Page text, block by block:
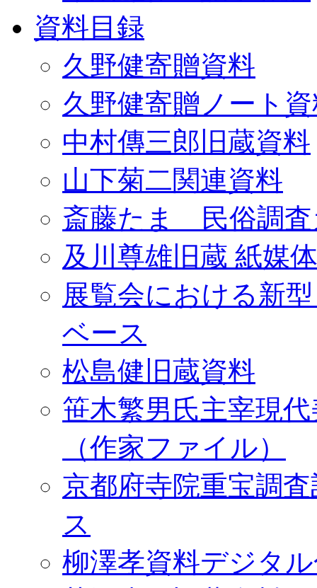
資料目録
久野健寄贈資料
久野健寄贈ノート
中村傳三郎旧蔵資料
山下菊二関連資料
斎藤たま 民俗調査
及川尊雄旧蔵 紙媒
展覧会における新
ベース
松島健旧蔵資料
笹木繁男氏主宰現
（作家ファイル）
京都府寺院重宝調
ス
柳澤孝資料デジタ